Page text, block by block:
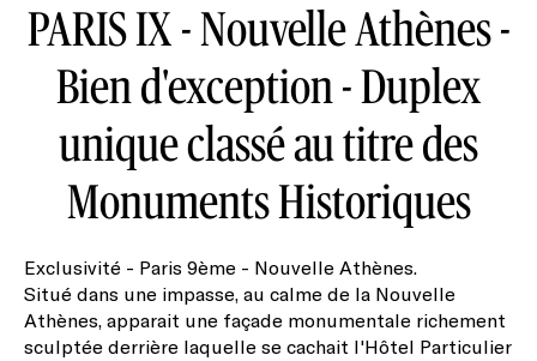
PARIS IX - Nouvelle Athènes -
Bien d'exception - Duplex
unique classé au titre des
Monuments Historiques
Exclusivité - Paris 9ème - Nouvelle Athènes.
Situé dans une impasse, au calme de la Nouvelle
Athènes, apparait une façade monumentale richement
sculptée derrière laquelle se cachait l'Hôtel Particulier